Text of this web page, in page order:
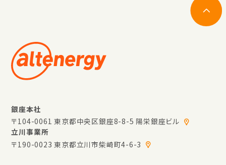
銀座本社
〒104-0061 東京都中央区銀座8-8-5 陽栄銀座ビル
立川事業所
〒190-0023 東京都立川市柴崎町4-6-3